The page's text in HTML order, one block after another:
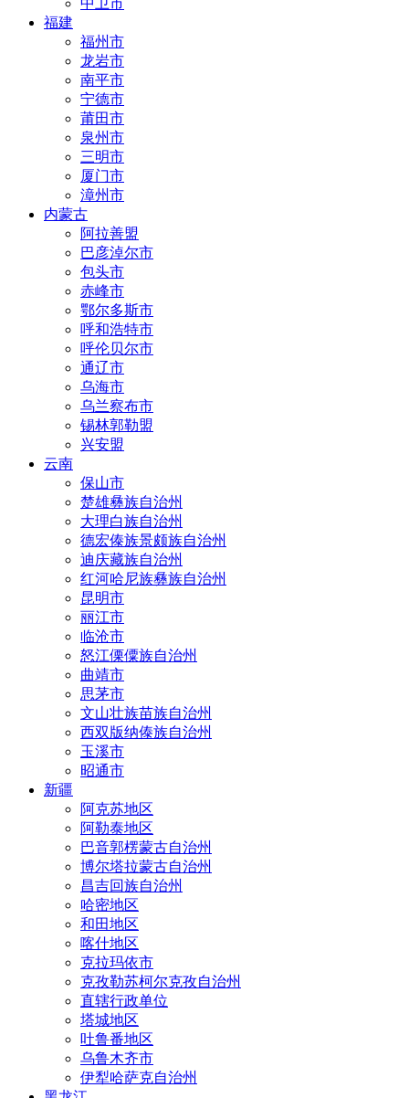
福建
福州市
龙岩市
南平市
宁德市
莆田市
泉州市
三明市
厦门市
漳州市
内蒙古
阿拉善盟
巴彦淖尔市
包头市
赤峰市
鄂尔多斯市
呼和浩特市
呼伦贝尔市
通辽市
乌海市
乌兰察布市
锡林郭勒盟
兴安盟
云南
保山市
楚雄彝族自治州
大理白族自治州
德宏傣族景颇族自治州
迪庆藏族自治州
红河哈尼族彝族自治州
昆明市
丽江市
临沧市
怒江傈僳族自治州
曲靖市
思茅市
文山壮族苗族自治州
西双版纳傣族自治州
玉溪市
昭通市
新疆
阿克苏地区
阿勒泰地区
巴音郭楞蒙古自治州
博尔塔拉蒙古自治州
昌吉回族自治州
哈密地区
和田地区
喀什地区
克拉玛依市
克孜勒苏柯尔克孜自治州
直辖行政单位
塔城地区
吐鲁番地区
乌鲁木齐市
伊犁哈萨克自治州